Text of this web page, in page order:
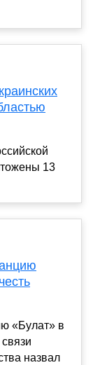
13
«Булат» в
назвал